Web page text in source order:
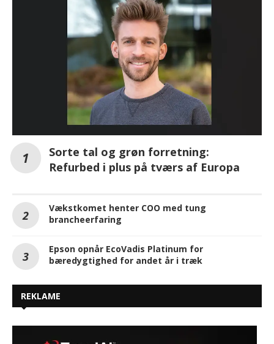
Sorte tal og grøn forretning:
Refurbed i plus på tværs af Europa
Vækstkomet henter COO med tung
brancheerfaring
Epson opnår EcoVadis Platinum for
bæredygtighed for andet år i træk
REKLAME